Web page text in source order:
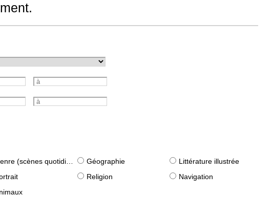
(scènes quotidiennes) Géographie
Littérature illustrée
Religion
Navigation